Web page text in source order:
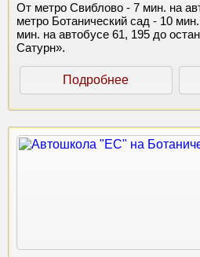
От метро Свиблово - 7 мин. на
метро Ботанический сад - 10
мин. на автобусе 61, 195 до
Сатурн».
Подробнее